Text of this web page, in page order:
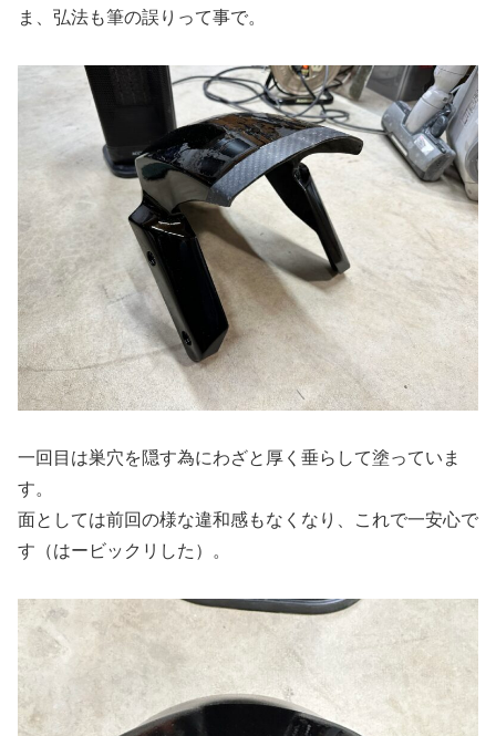
ま、弘法も筆の誤りって事で。
一回目は巣穴を隠す為にわざと厚く垂らして塗っていま
す。
面としては前回の様な違和感もなくなり、これで一安心で
す（はービックリした）。